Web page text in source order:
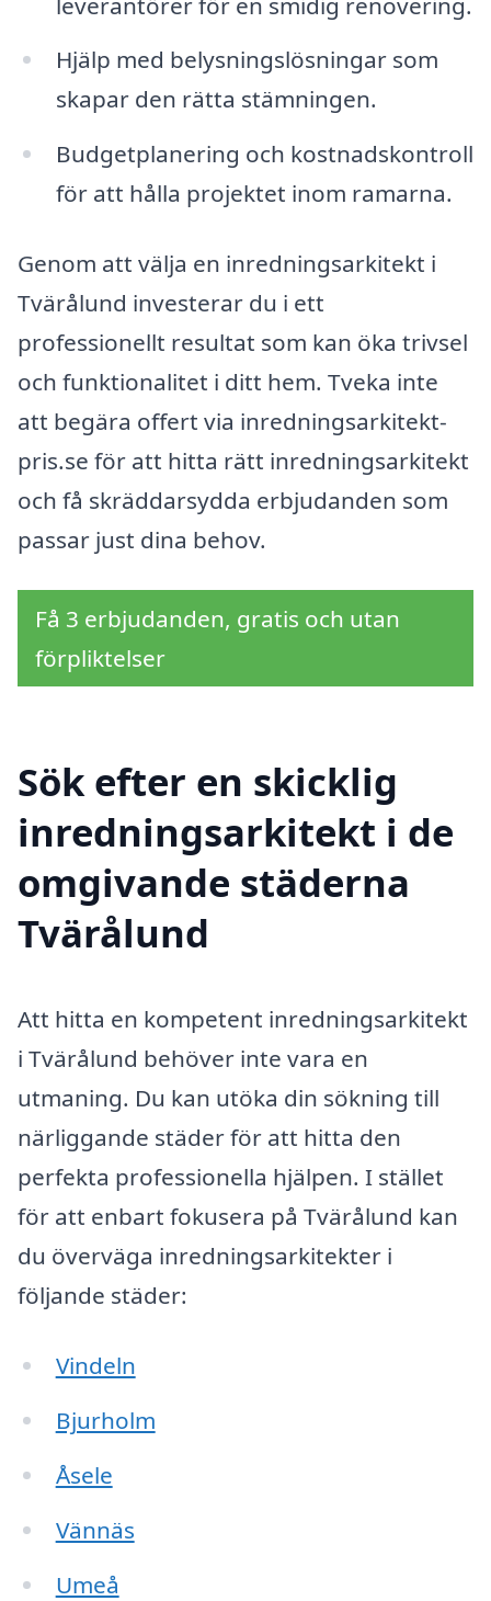
Hjälp med belysningslösningar som
skapar den rätta stämningen.
Budgetplanering och kostnadskontroll
för att hålla projektet inom ramarna.
Genom att välja en inredningsarkitekt i
Tvärålund investerar du i ett
professionellt resultat som kan öka trivsel
och funktionalitet i ditt hem. Tveka inte
att begära offert via inredningsarkitekt-
pris.se för att hitta rätt inredningsarkitekt
och få skräddarsydda erbjudanden som
passar just dina behov.
Få 3 erbjudanden, gratis och utan
förpliktelser
Sök efter en skicklig
inredningsarkitekt i de
omgivande städerna
Tvärålund
Att hitta en kompetent inredningsarkitekt
i Tvärålund behöver inte vara en
utmaning. Du kan utöka din sökning till
närliggande städer för att hitta den
perfekta professionella hjälpen. I stället
för att enbart fokusera på Tvärålund kan
du överväga inredningsarkitekter i
följande städer:
Vindeln
Bjurholm
Åsele
Vännäs
Umeå